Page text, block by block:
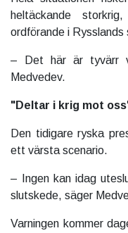
heltäckande
ordförande i
– Det här är tyvärr
Medvedev.
"Deltar i krig mot
Den tidigare ryska
ett värsta scenario.
– Ingen kan idag
slutskede, säger
Varningen kommer